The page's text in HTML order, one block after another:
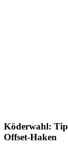
Köderwahl:
Offset-Haken